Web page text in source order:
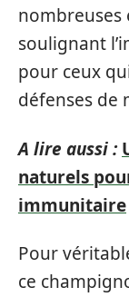
nombreuses
soulignant
pour ceux
défenses de
A lire aussi :
naturels
immunitaire
Pour
ce